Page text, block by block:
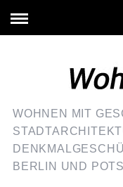
WOHNEN MIT
BERLIN UND